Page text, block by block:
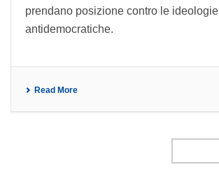
prendano posizione contro le
antidemocratiche.
Read More